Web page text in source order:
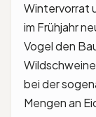
Wintervorrat
im Frühjahr
Vogel den
bei der
Mengen an